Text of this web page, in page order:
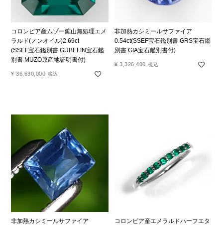
コロンビア産ムゾー鉱山無処理エメ
ラルド(ノンオイル)2.69ct
(SSEF宝石鑑別書 GUBELIN宝石鑑
別書 MUZO原産地証明書付)
¥ 36,630,000 税込
非加熱カシミールサファイア
0.54ct(SSEF宝石鑑別書 GRS宝石鑑
別書 GIA宝石鑑別書付)
¥ 3,326,400 税込
非加熱カシミールサファイア
コロンビア産エメラルドハーフエタ